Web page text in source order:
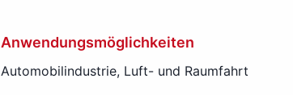
Anwendungsmöglichkeiten
Automobilindustrie, Luft- und Raumfahrt